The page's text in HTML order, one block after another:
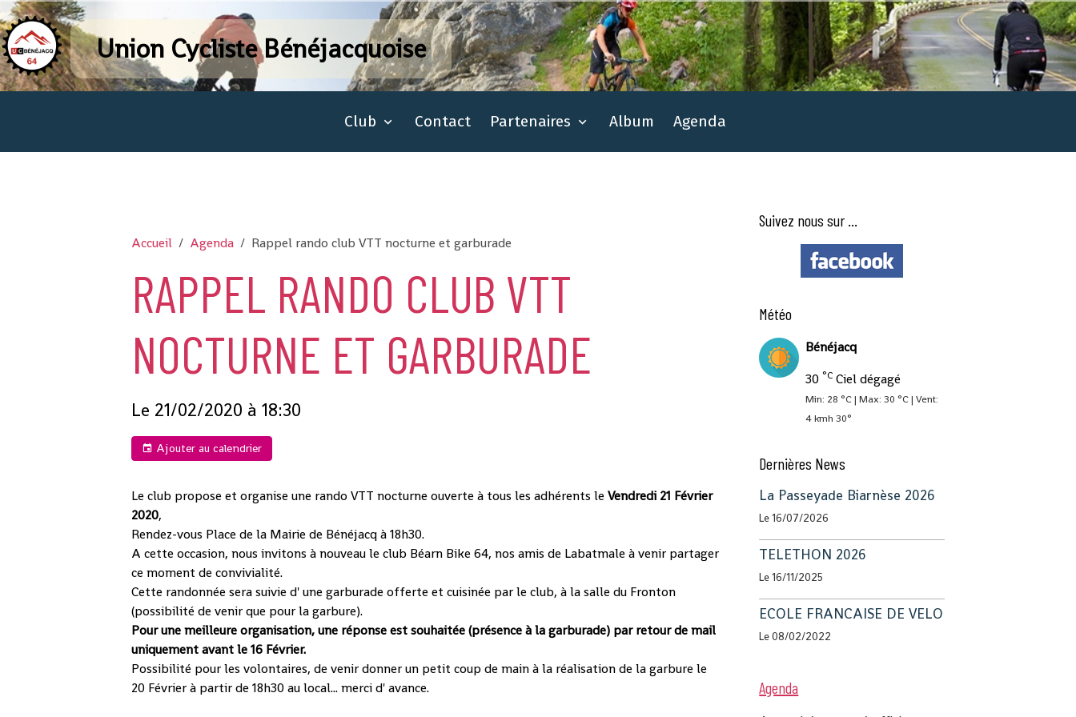
Union Cycliste Bénéjacquoise
Club Contact Partenaires Album Agenda
Accueil Agenda Rappel rando club VTT nocturne et garburade
RAPPEL RANDO CLUB VTT
NOCTURNE ET GARBURADE
Le 21/02/2020 à 18:30
Ajouter au calendrier
Le club propose et organise une rando VTT nocturne ouverte à tous les adhérents leVendredi 21 Février
2020,
Rendez-vous Place de la Mairie de Bénéjacq à 18h30.
A cette occasion, nous invitons à nouveau le club Béarn Bike 64, nos amis de Labatmale à venir partager
ce moment de convivialité.
Cette randonnée sera suivie d' une garburade offerte et cuisinée par le club, à la salle du Fronton
(possibilité de venir que pour la garbure).
Pour une meilleure organisation, une réponse est souhaitée (présence à la garburade) par retour de mail
uniquement avant le 16 Février.
Possibilité pour les volontaires, de venir donner un petit coup de main à la réalisation de la garbure le
20 Février à partir de 18h30 au local... merci d' avance.
Suivez nous sur ...
Météo
Bénéjacq
30 °C Ciel dégagé
Min: 28 °C | Max: 30 °C | Vent:
4 kmh 30°
Dernières News
La Passeyade Biarnèse 2026
Le 16/07/2026
TELETHON 2026
Le 16/11/2025
ECOLE FRANCAISE DE VELO
Le 08/02/2022
Agenda